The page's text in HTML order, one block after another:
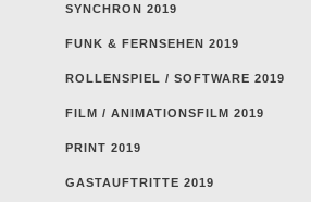
SYNCHRON 2019
FUNK & FERNSEHEN 2019
ROLLENSPIEL / SOFTWARE 2019
FILM / ANIMATIONSFILM 2019
PRINT 2019
GASTAUFTRITTE 2019